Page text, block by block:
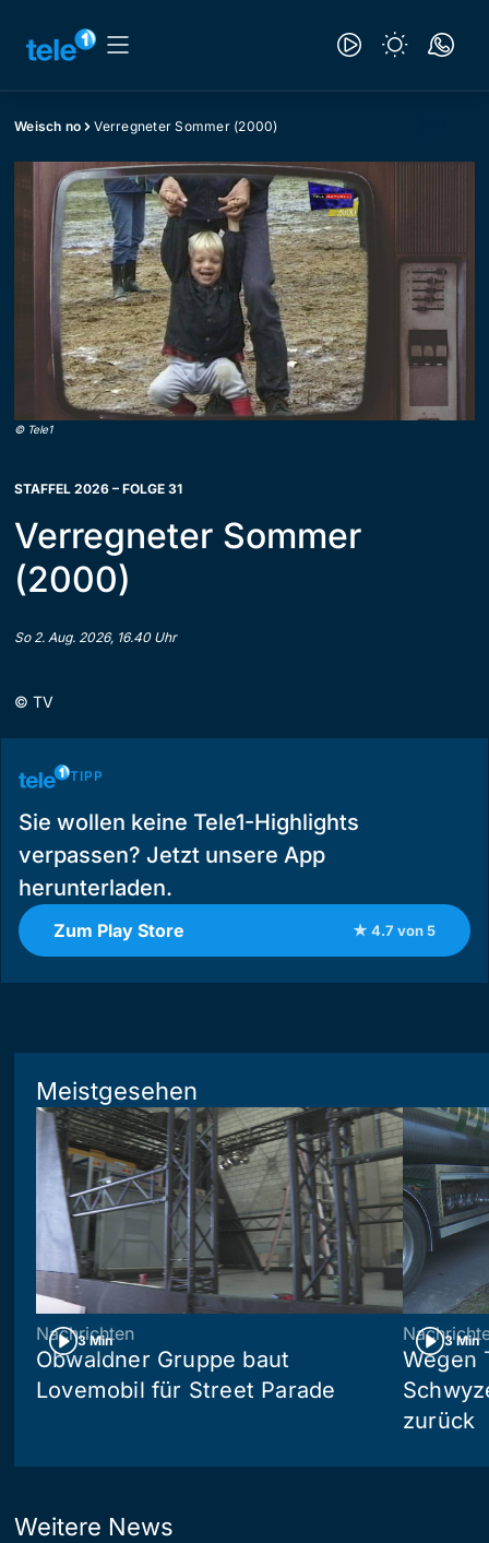
Weisch no Verregneter Sommer (2000)
© Tele1
STAFFEL 2026 – FOLGE 31
Verregneter Sommer
(2000)
So 2. Aug. 2026, 16.40 Uhr
© TV
TIPP
Sie wollen keine Tele1-Highlights
verpassen? Jetzt unsere App
herunterladen.
Zum Play Store ★ 4.7 von 5
Meistgesehen
3 Min
Nachrichten
Obwaldner Gruppe baut
Lovemobil für Street Parade
3 Min
Wegen
zurück
Weitere News